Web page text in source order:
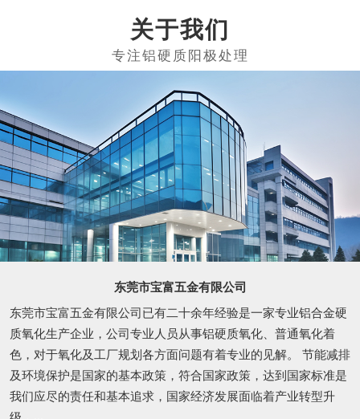
关于我们
东莞市宝富五金有限公司
东莞市宝富五金有限公司已有二十余年经验是一家专业铝合金硬
质氧化生产企业，公司专业人员从事铝硬质氧化、普通氧化着
色，对于氧化及工厂规划各方面问题有着专业的见解。 节能减排
及环境保护是国家的基本政策，符合国家政策，达到国家标准是
我们应尽的责任和基本追求，国家经济发展面临着产业转型升